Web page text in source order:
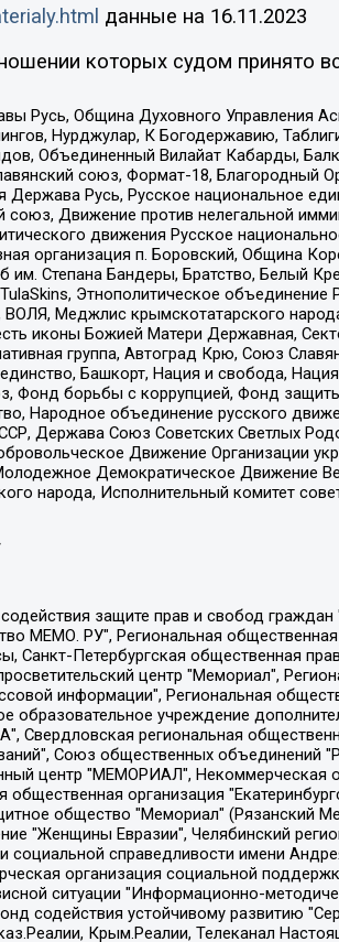
данные на 16.11.2023
которых судом принято
Русь, Община Духовного Управления
Нурджулар, К Богодержавию,
Объединенный Вилайат Кабарды,
союз, Формат-18, Благородный
Русь, Русское национальное
Движение против нелегальной
движения Русское
организация п. Боровский, Община
Степана Бандеры, Братство, Белый
Этнополитическое объединение
Меджлис крымскотатарского
иконы Божией Матери Державная,
группа, Автоград Крю, Союз
Башкорт, Нация и свобода,
Фонд борьбы с коррупцией, Фонд
Народное объединение русского
Держава Союз Советских Светлых
Движение Организации
Демократическое Движение
народа, Исполнительный комитет
11.07.2018), Захаров Андрей Вячеславович, Клепиковская Екатерина Дмитриевна, Общество с ограниченной ответственностью "МЕМО", Перл Роман Александрович, Симонов Евгений Алексеевич, Соловьева Елена Анатольевна, Сотников Даниил Владимирович, Сурначева Елизавета Дмитриевна, Автономная некоммерческая организация по защите прав человека и информированию населения "Якутия – Наше Мнение", Общество с ограниченной ответственностью "Москоу диджитал медиа", с 26.01.2023 Общество с ограниченной ответственностью "Чайка Белые сады", Ветошкина Валерия Валерьевна, Заговора Максим Александрович, Межрегиональное общественное движение "Российская ЛГБТ - сеть", Оленичев Максим Владимирович, Павлов Иван Юрьевич, Скворцова Елена Сергеевна, Общество с ограниченной ответственностью "Как бы инагент", Кочетков Игорь Викторович, Общество с ограниченной ответственностью "Честные выборы", Еланчик Олег Александрович, Общество с ограниченной ответственностью "Нобелевский призыв", Гималова Регина Эмилевна, Григорьев Андрей Валерьевич, Григорьева Алина Александровна, Ассоциация по содействию защите прав призывников, альтернативнослужащих и военнослужащих "Правозащитная группа "Гражданин.Армия.Право", Хисамова Регина Фаритовна, Автономная некоммерческая организация по реализации социально-правовых программ "Лилит", Дальневосточное общественное движение "Маяк", Санкт-Петербургская ЛГБТ-инициативная группа "Выход", Инициативная группа ЛГБТ+ "Реверс", Алексеев Андрей Викторович, Бекбулатова Таисия Львовна, Беляев Иван Михайлович, Владыкина Елена Сергеевна, Гельман Марат Александрович, Никульшина Вероника Юрьевна, Толоконникова Надежда Андреевна, Шендерович Виктор Анатольевич, Общество с ограниченной ответственностью "Данное сообщение", Общество с ограниченной ответственностью Издательский дом "Новая глава", Айнбиндер Александра Александровна, Московский комьюнити-центр для ЛГБТ+инициатив, Благотворительный фонд развития филантропии, Deutsche Welle (Германия, Kurt-Schumacher-Strasse 3, 53113 Bonn), Борзунова Мария Михайловна, Воробьев Виктор Викторович, Голубева Анна Львовна, Константинова Алла Михайловна, Малкова Ирина Владимировна, Мурадов Мурад Абдулгалимович, Осетинская Елизавета Николаевна, Понасенков Евгений Николаевич, Ганапольский Матвей Юрьевич, Киселев Евгений Алексеевич, Борухович Ирина Григорьевна, Дремин Иван Тимофеевич, Дубровский Дмитрий Викторович, Красноярская региональная общественная организация поддержки и развития